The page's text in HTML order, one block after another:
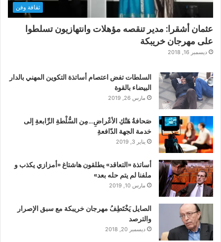
ثقافة وفن
عثمان أشقرا: مدير تنقصه مؤهلات وانتهازيون تسلطوا
على مهرجان خريبكة
ديسمبر 16, 2018
السلطات تفض اعتصام أساتذة التكوين المهني بالدار
البيضاء بالقوة
مارس 26, 2019
صَحافةُ هَتْكِ الأعْراضِ…مِن السُّلْطةِ الرِّابعةِ إلى
خدمة الجهة الدّافعةِ
يناير 3, 2019
أساتذة «التعاقد» يطلقون هاشتاغ «أمزازي يكذب و
ملفنا لم يتم حله بعد»
مارس 10, 2019
الصايل يَخْتَطِفُ مهرجان خريبكة مع سبق الإصرار
والترصد
ديسمبر 20, 2018